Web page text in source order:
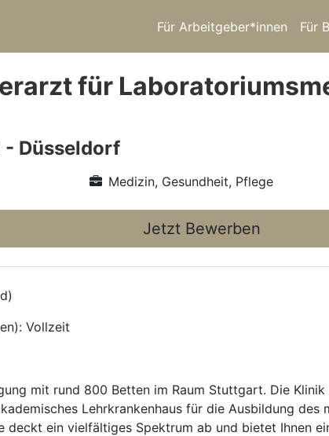
Für Arbeitgeber*innen Für
für
- Düsseldorf
Medizin, Gesundheit, Pflege
Jetzt Bewerben
Vollzeit
mit rund 800 Betten im Raum Stuttgart. Die
Lehrkrankenhaus für die Ausbildung des
deckt ein vielfältiges Spektrum ab und bietet Ihnen